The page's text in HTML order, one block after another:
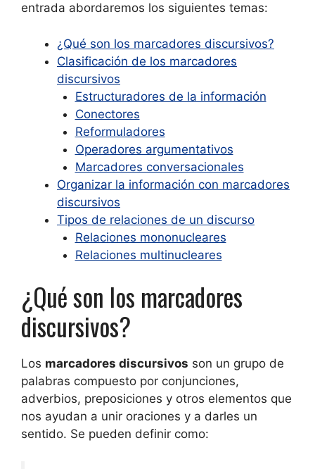
entrada abordaremos los siguientes temas:
¿Qué son los marcadores discursivos?
Clasificación de los marcadores
discursivos
Estructuradores de la información
Conectores
Reformuladores
Operadores argumentativos
Marcadores conversacionales
Organizar la información con marcadores
discursivos
Tipos de relaciones de un discurso
Relaciones mononucleares
Relaciones multinucleares
¿Qué son los marcadores
discursivos?
Los marcadores discursivos son un grupo de
palabras compuesto por conjunciones,
adverbios, preposiciones y otros elementos que
nos ayudan a unir oraciones y a darles un
sentido. Se pueden definir como: